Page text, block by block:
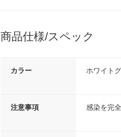
商品仕様/スペック
カラー ホワイト
注意事項 感染を完